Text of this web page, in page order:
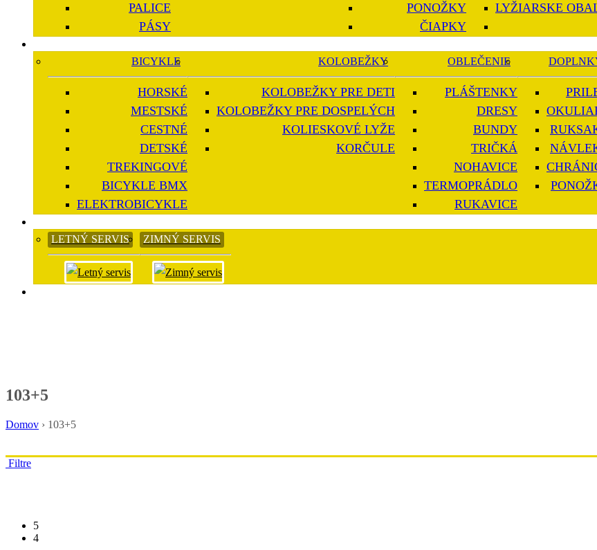
PALICE
PÁSY
PONOŽKY
ČIAPKY
LYŽIARSKE
BICYKLE
HORSKÉ
MESTSKÉ
CESTNÉ
DETSKÉ
TREKINGOVÉ
BICYKLE BMX
ELEKTROBICYKLE
KOLOBEŽKY
KOLOBEŽKY PRE DETI
KOLOBEŽKY PRE DOSPELÝCH
KOLIESKOVÉ LYŽE
KORČULE
OBLEČENIE
PLÁŠTENKY
DRESY
BUNDY
TRIČKÁ
NOHAVICE
TERMOPRÁDLO
RUKAVICE
LETNÝ SERVIS ZIMNÝ SERVIS
103+5
Domov › 103+5
Filtre
5
4